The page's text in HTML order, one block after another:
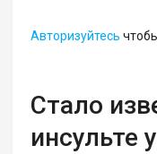
Авторизуйтесь
Стало
инсульте